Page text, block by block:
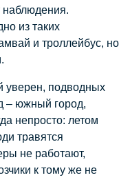
наблюдения.
из таких
и троллейбус, но
уверен, подводных
– южный город,
непросто: летом
травятся
не работают,
к тому же не